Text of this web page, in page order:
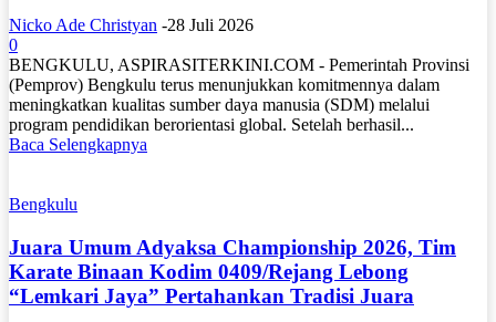
Nicko Ade Christyan -28 Juli 2026
0
BENGKULU, ASPIRASITERKINI.COM - Pemerintah Provinsi
(Pemprov) Bengkulu terus menunjukkan komitmennya dalam
meningkatkan kualitas sumber daya manusia (SDM) melalui
program pendidikan berorientasi global. Setelah berhasil...
Baca Selengkapnya
Bengkulu
Juara Umum Adyaksa Championship 2026, Tim
Karate Binaan Kodim 0409/Rejang Lebong
“Lemkari Jaya” Pertahankan Tradisi Juara